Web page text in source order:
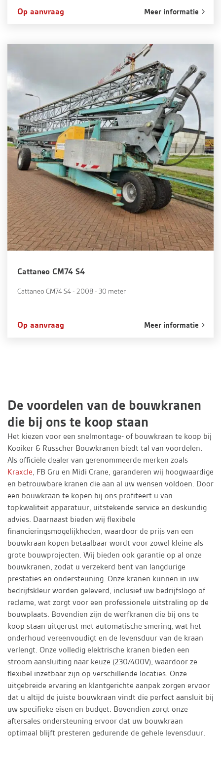
Op aanvraag Meer informatie
Cattaneo CM74 S4
Cattaneo CM74 S4 - 2008 - 30 meter
Op aanvraag Meer informatie
De voordelen van de bouwkranen
die bij ons te koop staan
Het kiezen voor een snelmontage- of bouwkraan te koop bij
Kooiker & Russcher Bouwkranen biedt tal van voordelen.
Als officiële dealer van gerenommeerde merken zoals
Kraxcle, FB Gru en Midi Crane, garanderen wij hoogwaardige
en betrouwbare kranen die aan al uw wensen voldoen. Door
een bouwkraan te kopen bij ons profiteert u van
topkwaliteit apparatuur, uitstekende service en deskundig
advies. Daarnaast bieden wij flexibele
financieringsmogelijkheden, waardoor de prijs van een
bouwkraan kopen betaalbaar wordt voor zowel kleine als
grote bouwprojecten. Wij bieden ook garantie op al onze
bouwkranen, zodat u verzekerd bent van langdurige
prestaties en ondersteuning. Onze kranen kunnen in uw
bedrijfskleur worden geleverd, inclusief uw bedrijfslogo of
reclame, wat zorgt voor een professionele uitstraling op de
bouwplaats. Bovendien zijn de werfkranen die bij ons te
koop staan uitgerust met automatische smering, wat het
onderhoud vereenvoudigt en de levensduur van de kraan
verlengt. Onze volledig elektrische kranen bieden een
stroom aansluiting naar keuze (230/400V), waardoor ze
flexibel inzetbaar zijn op verschillende locaties. Onze
uitgebreide ervaring en klantgerichte aanpak zorgen ervoor
dat u altijd de juiste bouwkraan vindt die perfect aansluit bij
uw specifieke eisen en budget. Bovendien zorgt onze
aftersales ondersteuning ervoor dat uw bouwkraan
optimaal blijft presteren gedurende de gehele levensduur.